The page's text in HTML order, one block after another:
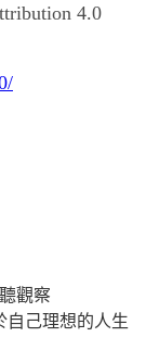
4.0
觀察
自己理想的人生